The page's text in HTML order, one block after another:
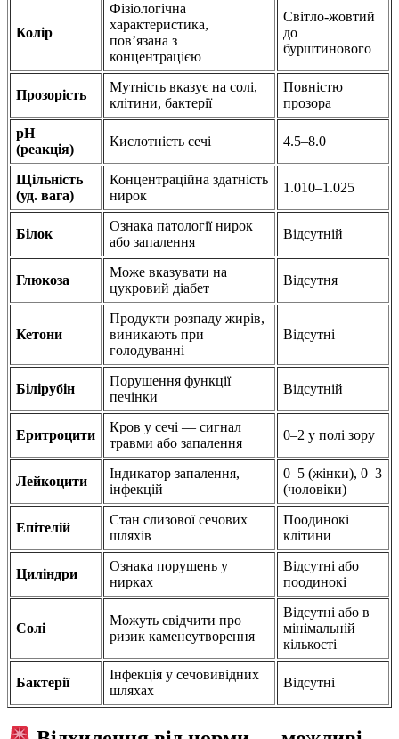
Колір
Фізіологічна
характеристика,
пов’язана з
концентрацією
Світло-жовтий
до
бурштинового
Прозорість
Мутність вказує на солі,
клітини, бактерії
Повністю
прозора
pH
(реакція)
Кислотність сечі 4.5–8.0
Щільність
(уд. вага)
Концентраційна здатність
нирок
1.010–1.025
Білок
Ознака патології нирок
або запалення
Відсутній
Глюкоза
Може вказувати на
цукровий діабет
Відсутня
Кетони
Продукти розпаду жирів,
виникають при
голодуванні
Відсутні
Білірубін
Порушення функції
печінки
Відсутній
Еритроцити
Кров у сечі — сигнал
травми або запалення
0–2 у полі зору
Лейкоцити
Індикатор запалення,
інфекцій
0–5 (жінки), 0–3
(чоловіки)
Епітелій
Стан слизової сечових
шляхів
Поодинокі
клітини
Циліндри
Ознака порушень у
нирках
Відсутні або
поодинокі
Солі
Можуть свідчити про
ризик каменеутворення
Відсутні або в
мінімальній
кількості
Бактерії
Інфекція у сечовивідних
шляхах
Відсутні